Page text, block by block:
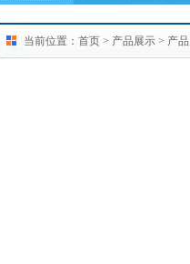
当前位置： 首页 > 产品展示 > 产